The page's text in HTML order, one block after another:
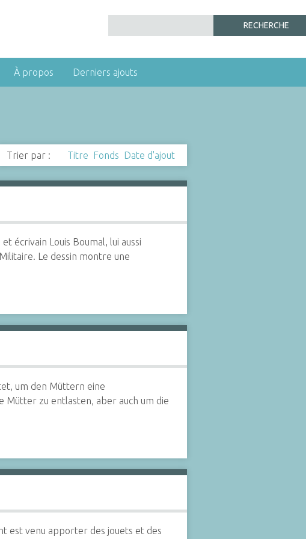
À propos Derniers ajouts
Trier par : Titre Fonds Date d'ajout
écrivain Louis Boumal, lui aussi
Le dessin montre une
um den Müttern eine
Mütter zu entlasten, aber auch um die
est venu apporter des jouets et des